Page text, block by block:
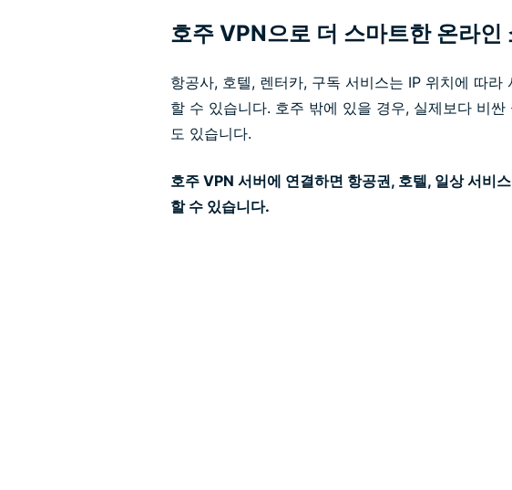
호주 VPN으로 더 스마트한 온라인
항공사, 호텔, 렌터카, 구독 서비스는 IP 위치에 따라
할 수 있습니다. 호주 밖에 있을 경우, 실제보다 비
도 있습니다.
호주 VPN 서버에 연결하면 항공권, 호텔, 일상 서비
할 수 있습니다.